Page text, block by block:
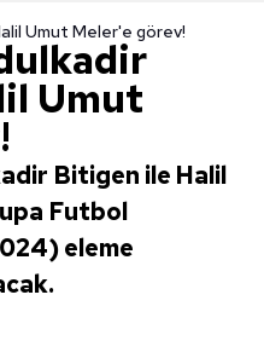
Umut Meler'e görev!
Umut
Bitigen ile Halil
Futbol
eleme